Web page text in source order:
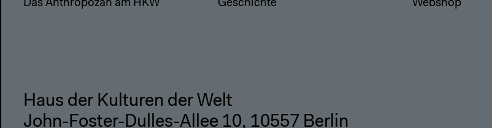
Das Anthropozän am HKW
Geschichte
Webshop
Haus der Kulturen der Welt
John-Foster-Dulles-Allee 10, 10557 Berlin